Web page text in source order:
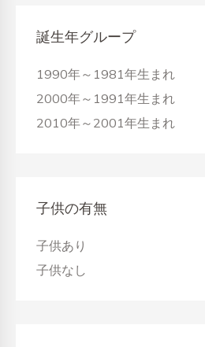
誕生年グループ
1990年～1981年生まれ
2000年～1991年生まれ
2010年～2001年生まれ
子供の有無
子供あり
子供なし